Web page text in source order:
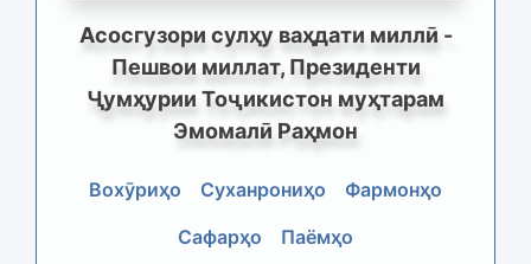
Асосгузори сулҳу ваҳдати миллӣ -
Пешвои миллат, Президенти
Ҷумҳурии Тоҷикистон муҳтарам
Эмомалӣ Раҳмон
Вохӯриҳо Суханрониҳо
Фармонҳо
Сафарҳо
Паёмҳо